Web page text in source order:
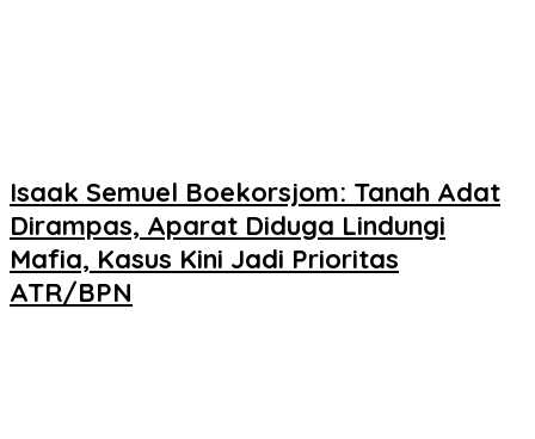
Isaak Semuel Boekorsjom: Tanah Adat
Dirampas, Aparat Diduga Lindungi
Mafia, Kasus Kini Jadi Prioritas
ATR/BPN